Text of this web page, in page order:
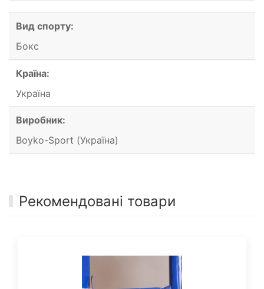
Вид спорту:
Бокс
Країна:
Україна
Виробник:
Boyko-Sport (Україна)
Рекомендовані товари